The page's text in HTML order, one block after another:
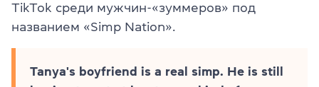
TikTok среди мужчин-«зуммеров» под
названием «Simp Nation».
Tanya's boyfriend is a real simp. He is still